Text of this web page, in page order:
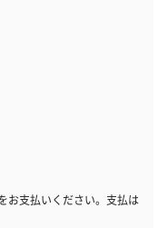
お支払いください。支払は